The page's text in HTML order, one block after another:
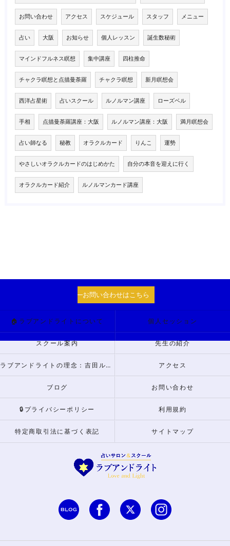
お問い合わせ アクセス スケジュール スタッフ メニュー
占い 大阪 お知らせ 個人レッスン 誕生数秘術
マインドフルネス瞑想 集中講座 四柱推命
チャクラ瞑想と点描曼荼羅 チャクラ瞑想 新月瞑想会
西洋占星術 占いスクール ルノルマン講座 ローズベル
手相 点描曼荼羅講座：大阪 ルノルマン講座：大阪 満月瞑想会
占い師なる 秘教 オラクルカード りんこ 運勢
やさしいオラクルカードのはじめかた 自分の本音を迎えに行く
オラクルカード紹介 ルノルマンカード講座
お問い合わせはこちら
🏠ラブアンドライトについて 個人セッション
スクール案内 先生の紹介
ラブアンドライトの理念：吉田ルナからのメッセージ アクセス
ブログ お問い合わせ
🔒プライバシーポリシー 利用規約
特定商取引法に基づく表記 サイトマップ